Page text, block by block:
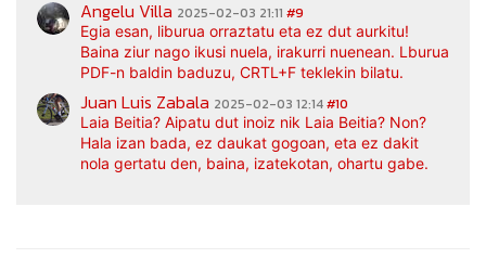
Angelu Villa 2025-02-03 21:11 #9
Egia esan, liburua orraztatu eta ez dut aurkitu!
Baina ziur nago ikusi nuela, irakurri nuenean. Lburua
PDF-n baldin baduzu, CRTL+F teklekin bilatu.
Juan Luis Zabala 2025-02-03 12:14#10
Laia Beitia? Aipatu dut inoiz nik Laia Beitia? Non?
Hala izan bada, ez daukat gogoan, eta ez dakit
nola gertatu den, baina, izatekotan, ohartu gabe.